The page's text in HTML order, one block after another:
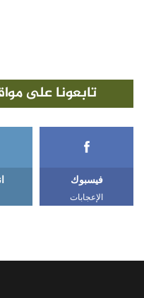
تابعونا على
فيسبوك
الإعجابات